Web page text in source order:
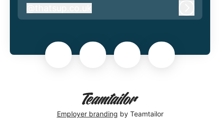
thatsup.co.uk
Employer branding by Teamtailor